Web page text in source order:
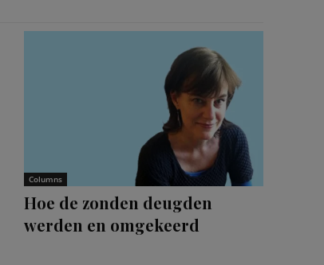
Columns
Hoe de zonden deugden
werden en omgekeerd